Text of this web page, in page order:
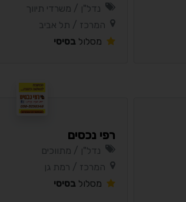
נדל"ן / משרדי תיווך
המרכז / תל אביב
מסלול בסיסי
רפי נכסים
נדל"ן / מתווכים
המרכז / רמת גן
מסלול בסיסי